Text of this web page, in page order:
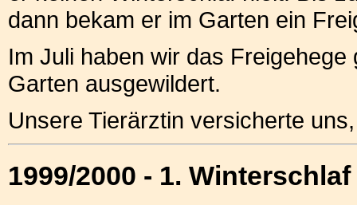
dann bekam er im Garten ein
Im Juli haben wir das
Garten ausgewildert.
Unsere Tierärztin versicherte
1999/2000 - 1.